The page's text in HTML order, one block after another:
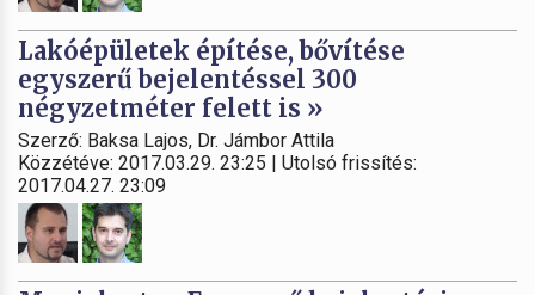
Lakóépületek építése, bővítése
egyszerű bejelentéssel 300
négyzetméter felett is »
Szerző: Baksa Lajos, Dr. Jámbor Attila
Közzétéve: 2017.03.29. 23:25 | Utolsó frissítés:
2017.04.27. 23:09